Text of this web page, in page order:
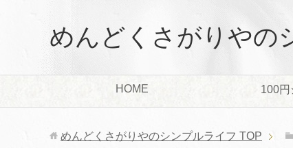
めんどくさがりやの
HOME 100円
めんどくさがりやのシンプルライフ TOP